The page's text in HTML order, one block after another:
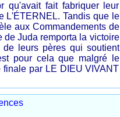
qu'avait fait fabriquer leur
L'ÉTERNEL. Tandis que le
aux Commandements de
de Juda remporta la victoire
leurs pères qui soutient
pour cela que malgré le
par LE DIEU VIVANT